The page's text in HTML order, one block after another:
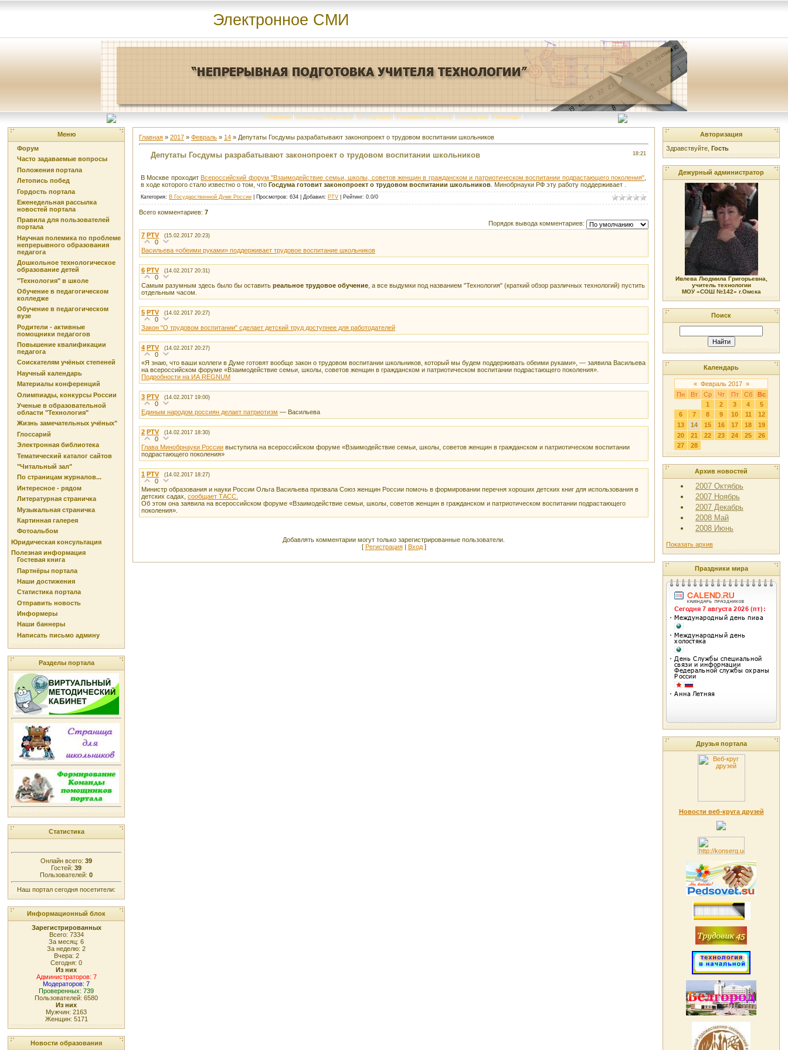
Электронное СМИ
Главная | Команда портала | О портале | Реклама портала | Контакты | Помощь |
Меню
Форум
Часто задаваемые вопросы
Положения портала
Летопись побед
Гордость портала
Еженедельная рассылка
новостей портала
Правила для пользователей
портала
Научная полемика по проблеме
непрерывного образования
педагога
Дошкольное технологическое
образование детей
"Технология" в школе
Обучение в педагогическом
колледже
Обучение в педагогическом
вузе
Родители - активные
помощники педагогов
Повышение квалификации
педагога
Соискателям учёных степеней
Научный календарь
Материалы конференций
Олимпиады, конкурсы России
Ученые в образовательной
области "Технология"
Жизнь замечательных учёных"
Глоссарий
Электронная библиотека
Тематический каталог сайтов
"Читальный зал"
По страницам журналов...
Интересное - рядом
Литературная страничка
Музыкальная страничка
Картинная галерея
Фотоальбом
Юридическая консультация
Полезная информация
Гостевая книга
Партнёры портала
Наши достижения
Статистика портала
Отправить новость
Информеры
Наши баннеры
Написать письмо админу
Разделы портала
Статистика
Онлайн всего: 39
Гостей: 39
Пользователей: 0
Наш портал сегодня посетители:
Информационный блок
Зарегистрированных
Всего: 7334
За месяц: 6
За неделю: 2
Вчера: 2
Сегодня: 0
Из них
Администраторов: 7
Модераторов: 7
Проверенных: 739
Пользователей: 6580
Из них
Мужчин: 2163
Женщин: 5171
Новости образования
Главная » 2017 » Февраль » 14 » Депутаты Госдумы разрабатывают законопроект о трудовом воспитании школьников
18:21
Депутаты Госдумы разрабатывают законопроект о трудовом воспитании школьников
В Москве проходитВсероссийский форум "Взаимодействие семьи, школы, советов женщин в гражданском и патриотическом воспитании подрастающего поколения"
в ходе которого стало известно о том, что Госдума готовит законопроект о трудовом воспитании школьников . Минобрнауки РФ эту работу поддерживает .
Категория: В Государственной Думе России Просмотров: 634 | Добавил: PTV Рейтинг: 0.0/0
Всего комментариев: 7
Порядок вывода комментариев:
7 PTV (15.02.2017 20:23)
0
Васильева «обеими руками» поддерживает трудовое воспитание школьников
6 PTV (14.02.2017 20:31)
0
Самым разумным здесь было бы оставить реальное трудовое обучение , а все выдумки под названием "Технология" (краткий обзор различных технологий) пустить
отдельным часом.
5 PTV (14.02.2017 20:27)
0
Закон "О трудовом воспитании" сделает детский труд доступнее для работодателей
4 PTV (14.02.2017 20:27)
0
«Я знаю, что ваши коллеги в Думе готовят вообще закон о трудовом воспитании школьников, который мы будем поддерживать обеими руками», — заявила Васильева
на всероссийском форуме «Взаимодействие семьи, школы, советов женщин в гражданском и патриотическом воспитании подрастающего поколения».
Подробности на ИА REGNUM
3 PTV (14.02.2017 19:00)
0
Единым народом россиян делает патриотизм — Васильева
2 PTV (14.02.2017 18:30)
0
Глава Минобрнауки России выступила на всероссийском форуме «Взаимодействие семьи, школы, советов женщин в гражданском и патриотическом воспитании
подрастающего поколения»
1 PTV (14.02.2017 18:27)
0
Министр образования и науки России Ольга Васильева призвала Союз женщин России помочь в формировании перечня хороших детских книг для использования в
детских садах, сообщает ТАСС.
Об этом она заявила на всероссийском форуме «Взаимодействие семьи, школы, советов женщин в гражданском и патриотическом воспитании подрастающего
поколения».
Добавлять комментарии могут только зарегистрированные пользователи.
[ Регистрация| Вход]
Авторизация
Здравствуйте, Гость
Дежурный администратор
Ивлева Людмила Григорьевна,
учитель технологии
МОУ «СОШ №142» г.Омска
Поиск
Календарь
« Февраль 2017 »
Пн
Вт Ср Чт Пт Сб
Вс
1
2 3 4
5
6
7 8 9 10 11
12
13
14 15 16 17 18
19
20
21 22 23 24 25
26
27
28
Архив новостей
2007 Октябрь
2007 Ноябрь
2007 Декабрь
2008 Май
2008 Июнь
Показать архив
Праздники мира
Друзья портала
Новости веб-круга друзей